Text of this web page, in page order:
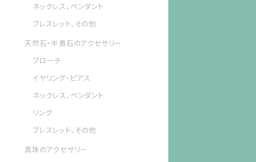
ネックレス、ペンダント
ブレスレット、その他
天然石・半貴石のアクセサリー
ブローチ
イヤリング・ピアス
ネックレス、ペンダント
リング
ブレスレット、その他
真珠のアクセサリー